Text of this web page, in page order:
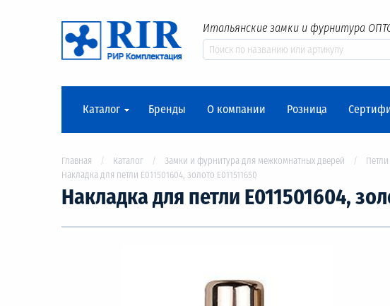
Итальянские замки и фурнитура
Каталог Бренды О компании Розница
Главная Каталог Замки и фурнитура для межкомнатных дверей
Накладка для петли Е011501604, золото Е011511650
Накладка для петли Е011501604,